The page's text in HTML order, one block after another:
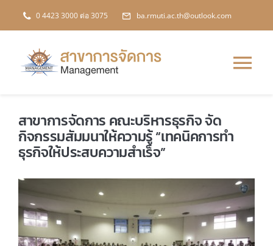
0 4423 3000 ต่อ 3075 ba.rmuti.ac.th@outlook.com
เกี่ยวกับสาขา
หลักสูตร
ข่าวสาร
สาขาการจัดการ คณะบริหารธุรกิจ จัด
กิจกรรมสัมมนาให้ความรู้ “เทคนิคการทำ
ธุรกิจให้ประสบความสำเร็จ”